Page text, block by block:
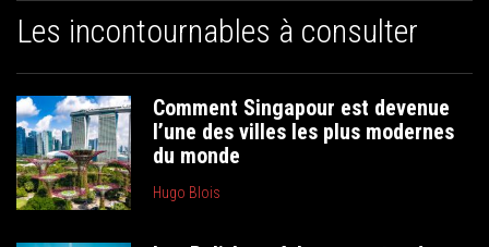
Les incontournables à consulter
Comment Singapour est devenue
l’une des villes les plus modernes
du monde
Hugo Blois